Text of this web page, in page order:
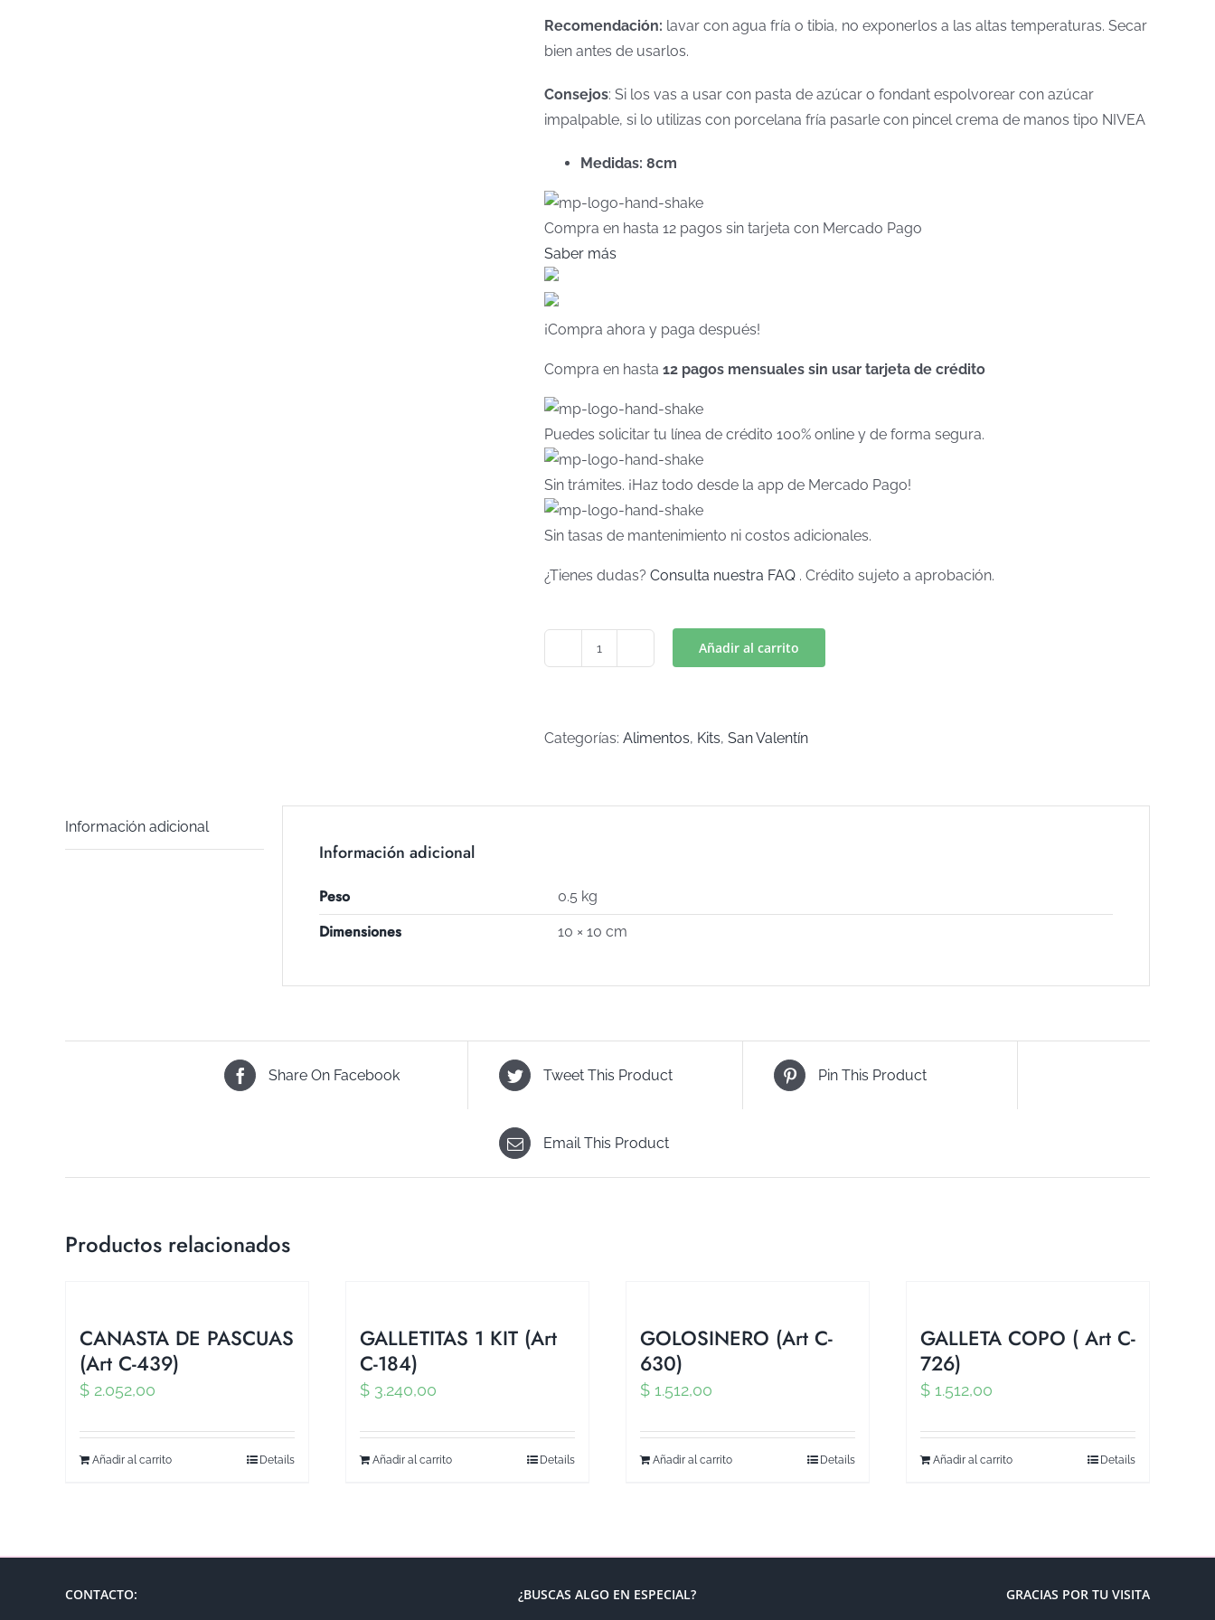
Recomendación: lavar con agua fría o tibia, no exponerlos a las altas temperaturas. Secar
bien antes de usarlos.
Consejos: Si los vas a usar con pasta de azúcar o fondant espolvorear con azúcar
impalpable, si lo utilizas con porcelana fría pasarle con pincel crema de manos tipo NIVEA
Medidas: 8cm
Compra en hasta 12 pagos sin tarjeta con Mercado Pago
Saber más
¡Compra ahora y paga después!
Compra en hasta 12 pagos mensuales sin usar tarjeta de crédito
Puedes solicitar tu línea de crédito 100% online y de forma segura.
Sin trámites. ¡Haz todo desde la app de Mercado Pago!
Sin tasas de mantenimiento ni costos adicionales.
¿Tienes dudas? Consulta nuestra FAQ . Crédito sujeto a aprobación.
(Art
cantidad
Añadir al carrito
Categorías: Alimentos, Kits, San Valentín
Información adicional
Información adicional
Peso 0.5 kg
Dimensiones 10 × 10 cm
Share On Facebook Tweet This Product Pin This Product
Email This Product
Productos relacionados
CANASTA DE PASCUAS
(Art C-439)
$ 2.052,00
Añadir al carrito Details
GALLETITAS 1 KIT (Art
C-184)
$ 3.240,00
Añadir al carrito Details
GOLOSINERO (Art C-
630)
$ 1.512,00
Añadir al carrito Details
GALLETA COPO ( Art C-
726)
$ 1.512,00
Añadir al carrito Details
CONTACTO: ¿BUSCAS ALGO EN ESPECIAL? GRACIAS POR TU VISITA